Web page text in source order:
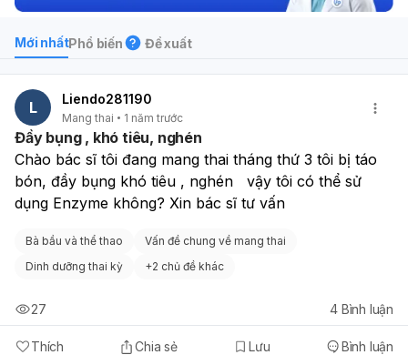
Mới nhấtPhổ biến Đề xuất
L Liendo281190
Mang thai 1 năm trước
Đầy bụng , khó tiêu, nghén
Chào bác sĩ tôi đang mang thai tháng thứ 3 tôi bị táo
bón, đầy bụng khó tiêu , nghén   vậy tôi có thể sử
dụng Enzyme không? Xin bác sĩ tư vấn
Bà bầu và thể thao
Vấn đề chung về mang thai
Dinh dưỡng thai kỳ
+2 chủ đề khác
Thích Chia sẻ Lưu Bình luận
27 4 Bình luận